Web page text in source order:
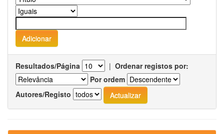
Resultados/Página | Ordenar registos por:
Por ordem
Autores/Registo